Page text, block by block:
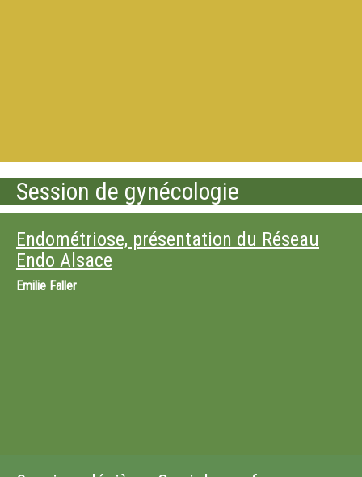
Session de gynécologie
Endométriose, présentation du Réseau
Endo Alsace
Emilie Faller